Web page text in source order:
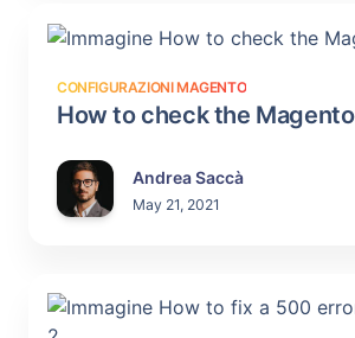
CONFIGURAZIONI MAGENTO
How to check the
Andrea Saccà
May 21, 2021